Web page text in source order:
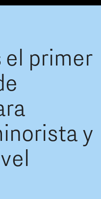
el primer
y